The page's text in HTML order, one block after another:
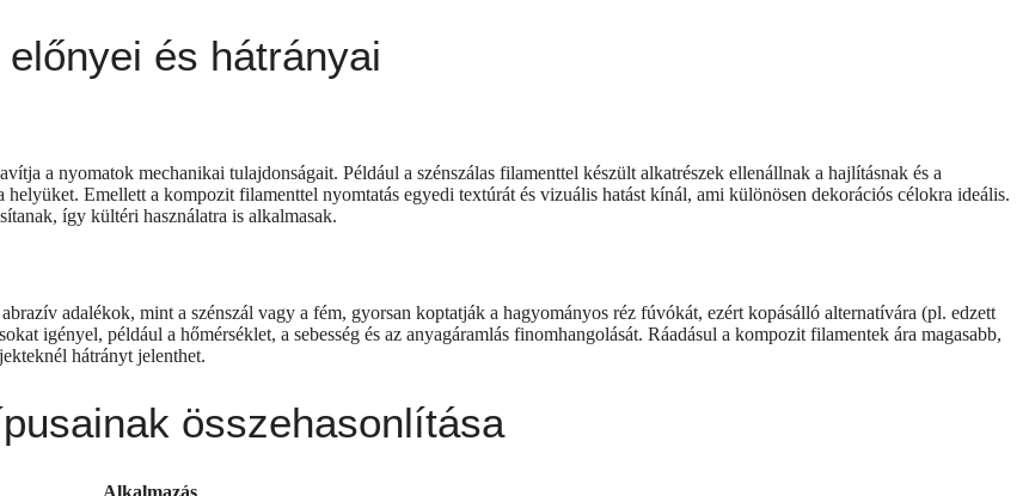
és hátrányai
a nyomatok mechanikai tulajdonságait. Például a szénszálas filamenttel készült alkatrészek ellenállnak a hajlításnak és a
Emellett a kompozit filamenttel nyomtatás egyedi textúrát és vizuális hatást kínál, ami különösen dekorációs célokra ideális.
így kültéri használatra is alkalmasak.
adalékok, mint a szénszál vagy a fém, gyorsan koptatják a hagyományos réz fúvókát, ezért kopásálló alternatívára (pl. edzett
igényel, például a hőmérséklet, a sebesség és az anyagáramlás finomhangolását. Ráadásul a kompozit filamentek ára magasabb,
hátrányt jelenthet.
összehasonlítása
Alkalmazás